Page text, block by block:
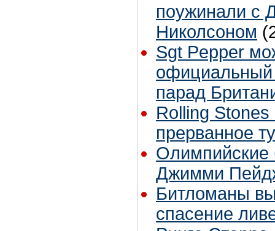
поужинали с
Николсоном
Sgt Pepper
парад
Rolling
прерванное
Олимпийские
Джимми
Битломаны
спасение